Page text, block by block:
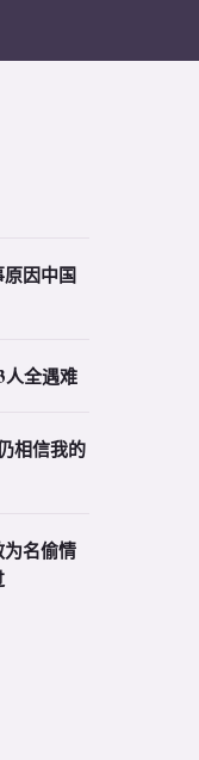
因中国
人全遇难
相信我的
名偷情